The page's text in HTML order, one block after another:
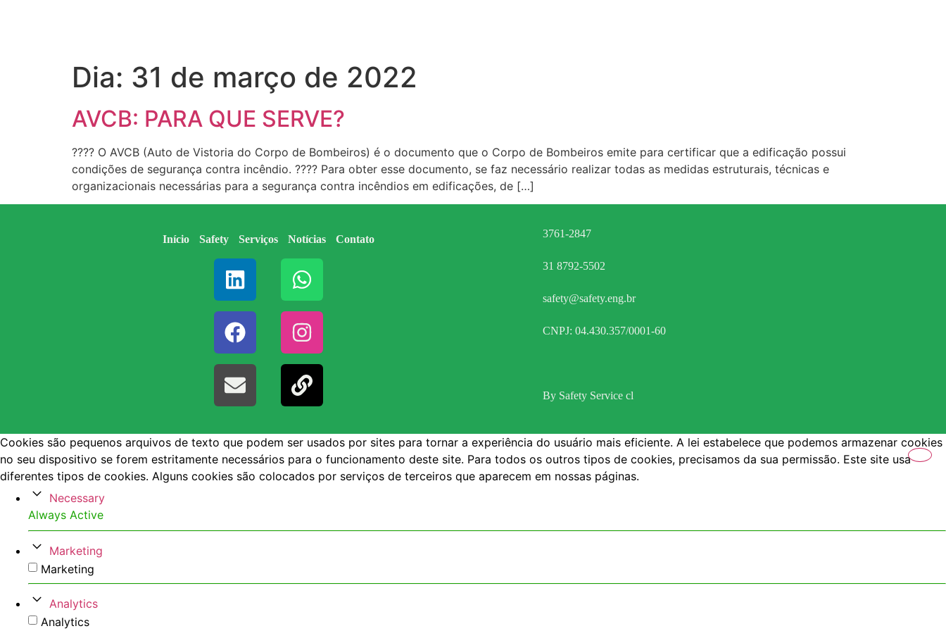
Dia: 31 de março de 2022
AVCB: PARA QUE SERVE?
???? O AVCB (Auto de Vistoria do Corpo de Bombeiros) é o documento que o Corpo de Bombeiros emite para certificar que a edificação possui
condições de segurança contra incêndio. ???? Para obter esse documento, se faz necessário realizar todas as medidas estruturais, técnicas e
organizacionais necessárias para a segurança contra incêndios em edificações, de […]
Início Safety Serviços Notícias Contato 3761-2847
31 8792-5502
safety@safety.eng.br
CNPJ: 04.430.357/0001-60
By Safety Service cl
Cookies são pequenos arquivos de texto que podem ser usados por sites para tornar a experiência do usuário mais eficiente. A lei estabelece que podemos armazenar cookies
no seu dispositivo se forem estritamente necessários para o funcionamento deste site. Para todos os outros tipos de cookies, precisamos da sua permissão. Este site usa
diferentes tipos de cookies. Alguns cookies são colocados por serviços de terceiros que aparecem em nossas páginas.
Necessary
Always Active
Marketing
Marketing
Analytics
Analytics